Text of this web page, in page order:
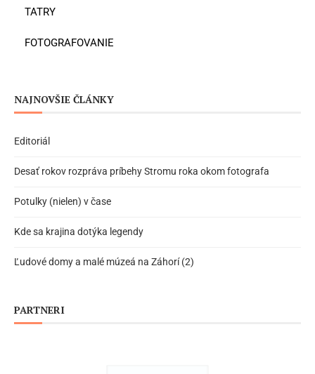
TATRY
FOTOGRAFOVANIE
NAJNOVŠIE ČLÁNKY
Editoriál
Desať rokov rozpráva príbehy Stromu roka okom fotografa
Potulky (nielen) v čase
Kde sa krajina dotýka legendy
Ľudové domy a malé múzeá na Záhorí (2)
PARTNERI